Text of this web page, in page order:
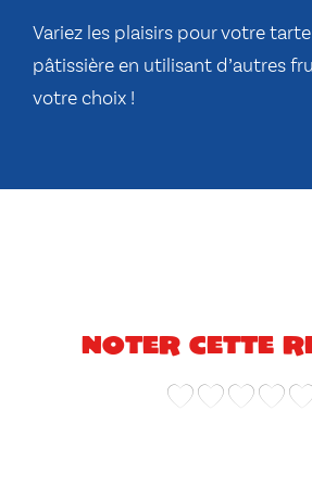
Variez les plaisirs pour votre
pâtissière en utilisant d’autres
votre choix !
Noter cette